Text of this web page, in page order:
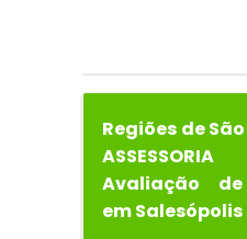
Regiões de
Avaliação de
em Salesópolis